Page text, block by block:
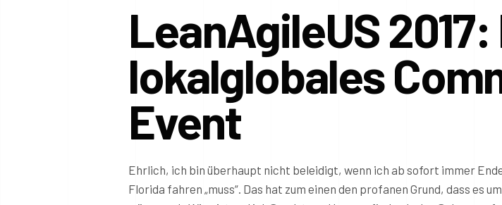
LeanAgileUS 2017:
lokalglobales
Event
Ehrlich, ich bin überhaupt nicht beleidigt, wenn ich ab sofort immer
Florida fahren „muss“. Das hat zum einen den profanen Grund, dass es